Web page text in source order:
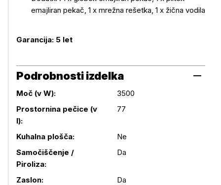
emajliran pekač, 1 x mrežna rešetka, 1 x žična vodila
Garancija: 5 let
Podrobnosti izdelka
Moč (v W):
3500
Prostornina pečice (v
l):
77
Kuhalna plošča:
Ne
Samočiščenje /
Piroliza:
Da
Zaslon:
Da